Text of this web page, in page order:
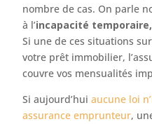
nombre de cas. On parle
à l’incapacité
Si une de ces situations
votre prêt immobilier,
couvre vos mensualités
Si aujourd’huiaucune loi
assurance emprunteur,